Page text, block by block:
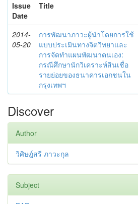
Issue
Date
Title
2014-
05-20
การพัฒนาภาวะผู้นำโดยการใช้
แบบประเมินทางจิตวิทยาและ
การจัดทำแผนพัฒนาตนเอง:
กรณีศึกษานักวิเคราะห์สินเชื่อ
รายย่อยของธนาคารเอกชนใน
กรุงเทพฯ
Discover
Author
วิศิษฎ์สรี ภาวะกุล
Subject